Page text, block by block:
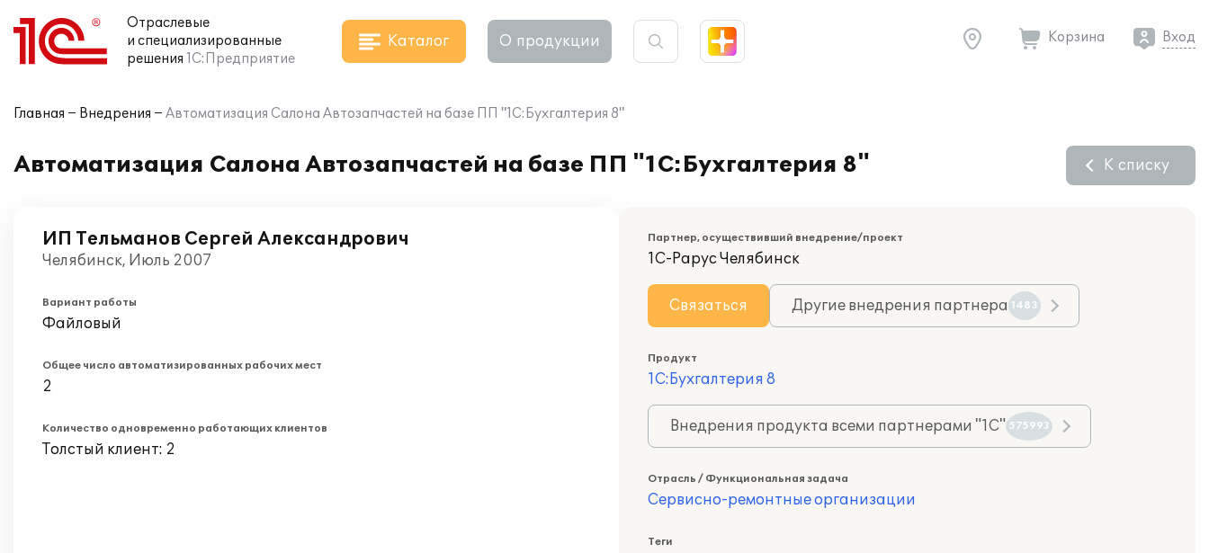
Отраслевые
и специализированные
решения 1С:Предприятие
Каталог О продукции Корзина Вход
Главная Внедрения Автоматизация Салона Автозапчастей на базе ПП "1С:Бухгалтерия 8"
Автоматизация Салона Автозапчастей на базе ПП "1С:Бухгалтерия 8" К списку
ИП Тельманов Сергей Александрович
Челябинск, Июль 2007
Вариант работы
Файловый
Общее число автоматизированных рабочих мест
2
Количество одновременно работающих клиентов
Толстый клиент: 2
Партнер, осуществивший внедрение/проект
1С-Рарус Челябинск
Связаться Другие внедрения партнера 1483
Продукт
1С:Бухгалтерия 8
Внедрения продукта всеми партнерами "1С" 575993
Отрасль / Функциональная задача
Сервисно-ремонтные организации
Теги